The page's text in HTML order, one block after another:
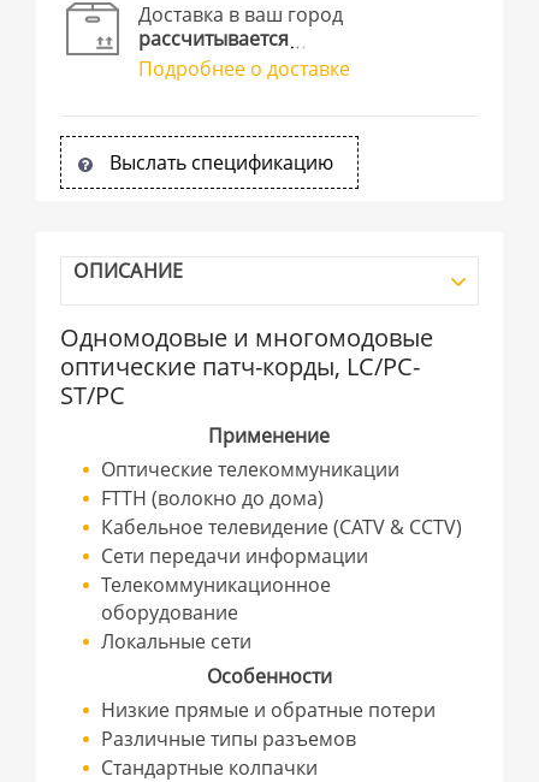
Доставка в ваш город
рассчитывается
Подробнее о доставке
Выслать спецификацию
ОПИСАНИЕ
Одномодовые и многомодовые
оптические патч-корды, LC/PC-
ST/PC
Применение
Оптические телекоммуникации
FTTH (волокно до дома)
Кабельное телевидение (CATV & CCTV)
Сети передачи информации
Телекоммуникационное
оборудование
Локальные сети
Особенности
Низкие прямые и обратные потери
Различные типы разъемов
Стандартные колпачки